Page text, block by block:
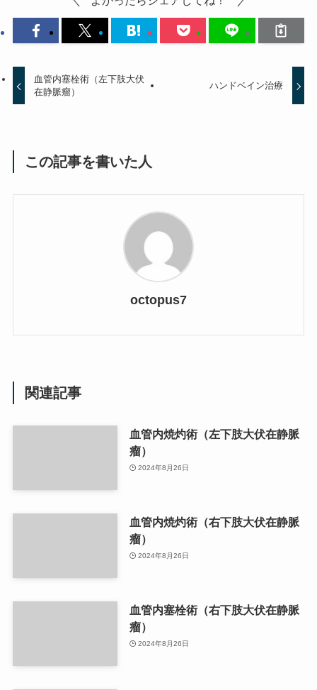
血管内塞栓術（左下肢大伏
在静脈瘤）
ハンドベイン治療
この記事を書いた人
octopus7
関連記事
血管内焼灼術（左下肢大伏在静脈
瘤）
2024年8月26日
血管内焼灼術（右下肢大伏在静脈
瘤）
2024年8月26日
血管内塞栓術（右下肢大伏在静脈
瘤）
2024年8月26日